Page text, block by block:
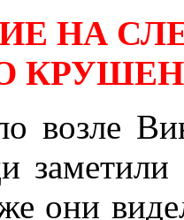
НА
возле
они